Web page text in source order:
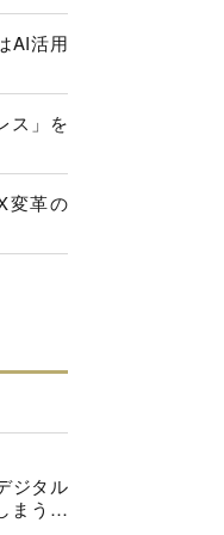
AI活用
ス」を
変革の
ジタル
まう…